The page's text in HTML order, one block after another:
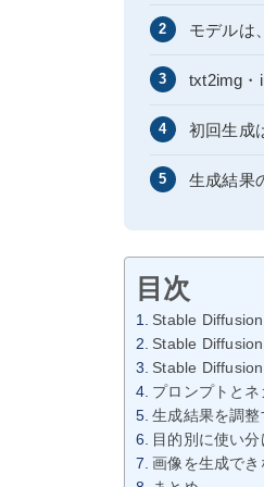
2 モデルは
3 txt2img・
4 初回生成
5 生成結果
目次
Stable
Stable
Stable
プロンプトと
生成結果を調
目的別に使い
画像を生成で